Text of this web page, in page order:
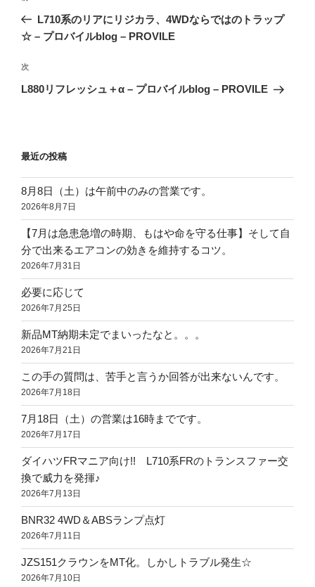
ナ
ゲ
ー
の
投
L710系のリアにリジカラ、4WDならではのトラップ
☆ – プロバイルblog – PROVILE
次
の
次
L880リフレッシュ＋α – プロバイルblog – PROVILE
最近の投稿
8月8日（土）は午前中のみの営業です。
2026年8月7日
【7月は急患急増の時期、もはや命を守る仕事】そして自
分で出来るエアコンの効きを維持するコツ。
2026年7月31日
必要に応じて
2026年7月25日
新品MT納期未定でまいったなと。。。
2026年7月21日
この手の質問は、苦手と言うか回答が出来ないんです。
2026年7月18日
7月18日（土）の営業は16時までです。
2026年7月17日
ダイハツFRマニア向け!! L710系FRのトランスファー交
換で威力を発揮♪
2026年7月13日
BNR32 4WD＆ABSランプ点灯
2026年7月11日
JZS151クラウンをMT化。しかしトラブル発生☆
2026年7月10日